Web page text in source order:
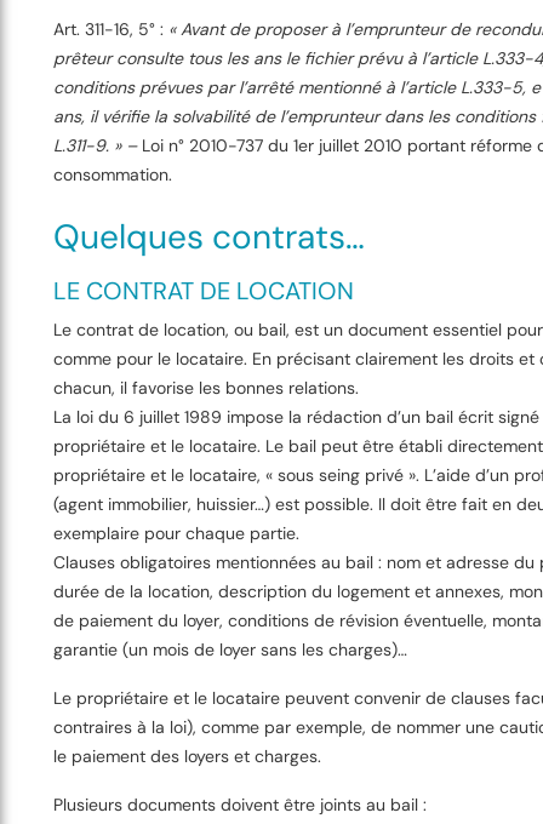
Art. 311-16, 5° : « Avant de proposer à l’emprunteur de
prêteur consulte tous les ans le fichier prévu à l’article L.333-
conditions prévues par l’arrêté mentionné à l’article L.333-5,
ans, il vérifie la solvabilité de l’emprunteur dans les conditions
L.311-9. » – Loi n° 2010-737 du 1er juillet 2010 portant réforme
consommation.
Quelques contrats…
LE CONTRAT DE LOCATION
Le contrat de location, ou bail, est un document essentiel
comme pour le locataire. En précisant clairement les droits et
chacun, il favorise les bonnes relations.
La loi du 6 juillet 1989 impose la rédaction d’un bail écrit
propriétaire et le locataire. Le bail peut être établi
propriétaire et le locataire, « sous seing privé ». L’aide d’un
(agent immobilier, huissier…) est possible. Il doit être fait en
exemplaire pour chaque partie.
Clauses obligatoires mentionnées au bail : nom et adresse du
durée de la location, description du logement et annexes,
de paiement du loyer, conditions de révision éventuelle,
garantie (un mois de loyer sans les charges)…
Le propriétaire et le locataire peuvent convenir de clauses
contraires à la loi), comme par exemple, de nommer une
le paiement des loyers et charges.
Plusieurs documents doivent être joints au bail :